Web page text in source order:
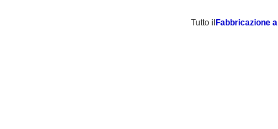
Tutto il Fabbricazione